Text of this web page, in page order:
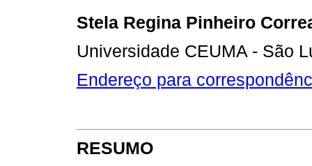
Stela Regina Pinheiro
Universidade CEUMA - São
Endereço para
RESUMO